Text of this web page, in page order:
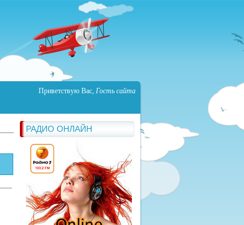
Приветствую Вас, Гость сайта
РАДИО ОНЛАЙН